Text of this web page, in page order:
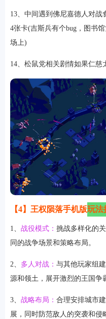
13、中间遇到佛尼嘉德人对
4张卡(吉斯兵有个bug，图书
场上)
14、松鼠党相关剧情如果仁慈
【4】王权陨落手机版玩法
1、 战役模式： 挑战多样化的
同的战争场景和策略布局。
2、 多人对战： 与其他玩家组
源和领土，展开激烈的王国争
3、 战略布局： 合理安排城市
展，同时防范敌人的突袭和侵